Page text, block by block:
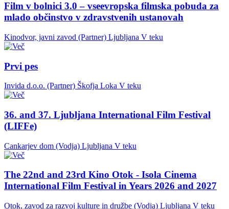
Film v bolnici 3.0 – vseevropska filmska pobuda za
mlado občinstvo v zdravstvenih ustanovah
Kinodvor, javni zavod (Partner) Ljubljana V teku
Prvi pes
Invida d.o.o. (Partner) Škofja Loka V teku
36. and 37. Ljubljana International Film Festival
(LIFFe)
Cankarjev dom (Vodja) Ljubljana V teku
The 22nd and 23rd Kino Otok - Isola Cinema
International Film Festival in Years 2026 and 2027
Otok, zavod za razvoj kulture in družbe (Vodja) Ljubljana V teku